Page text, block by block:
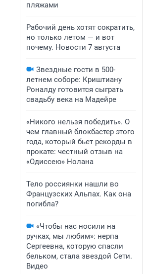
пляжами
Рабочий день хотят сократить,
но только летом — и вот
почему. Новости 7 августа
Звездные гости в 500-
летнем соборе: Криштиану
Роналду готовится сыграть
свадьбу века на Мадейре
«Никого нельзя победить». О
чем главный блокбастер этого
года, который бьет рекорды в
прокате: честный отзыв на
«Одиссею» Нолана
Тело россиянки нашли во
Французских Альпах. Как она
погибла?
«Чтобы нас носили на
ручках, мы любим»: нерпа
Сергеевна, которую спасли
бельком, стала звездой Сети.
Видео